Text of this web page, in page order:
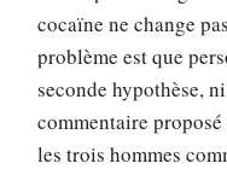
cocaïne ne change
problème est que
seconde hypothèse,
commentaire
les trois hommes